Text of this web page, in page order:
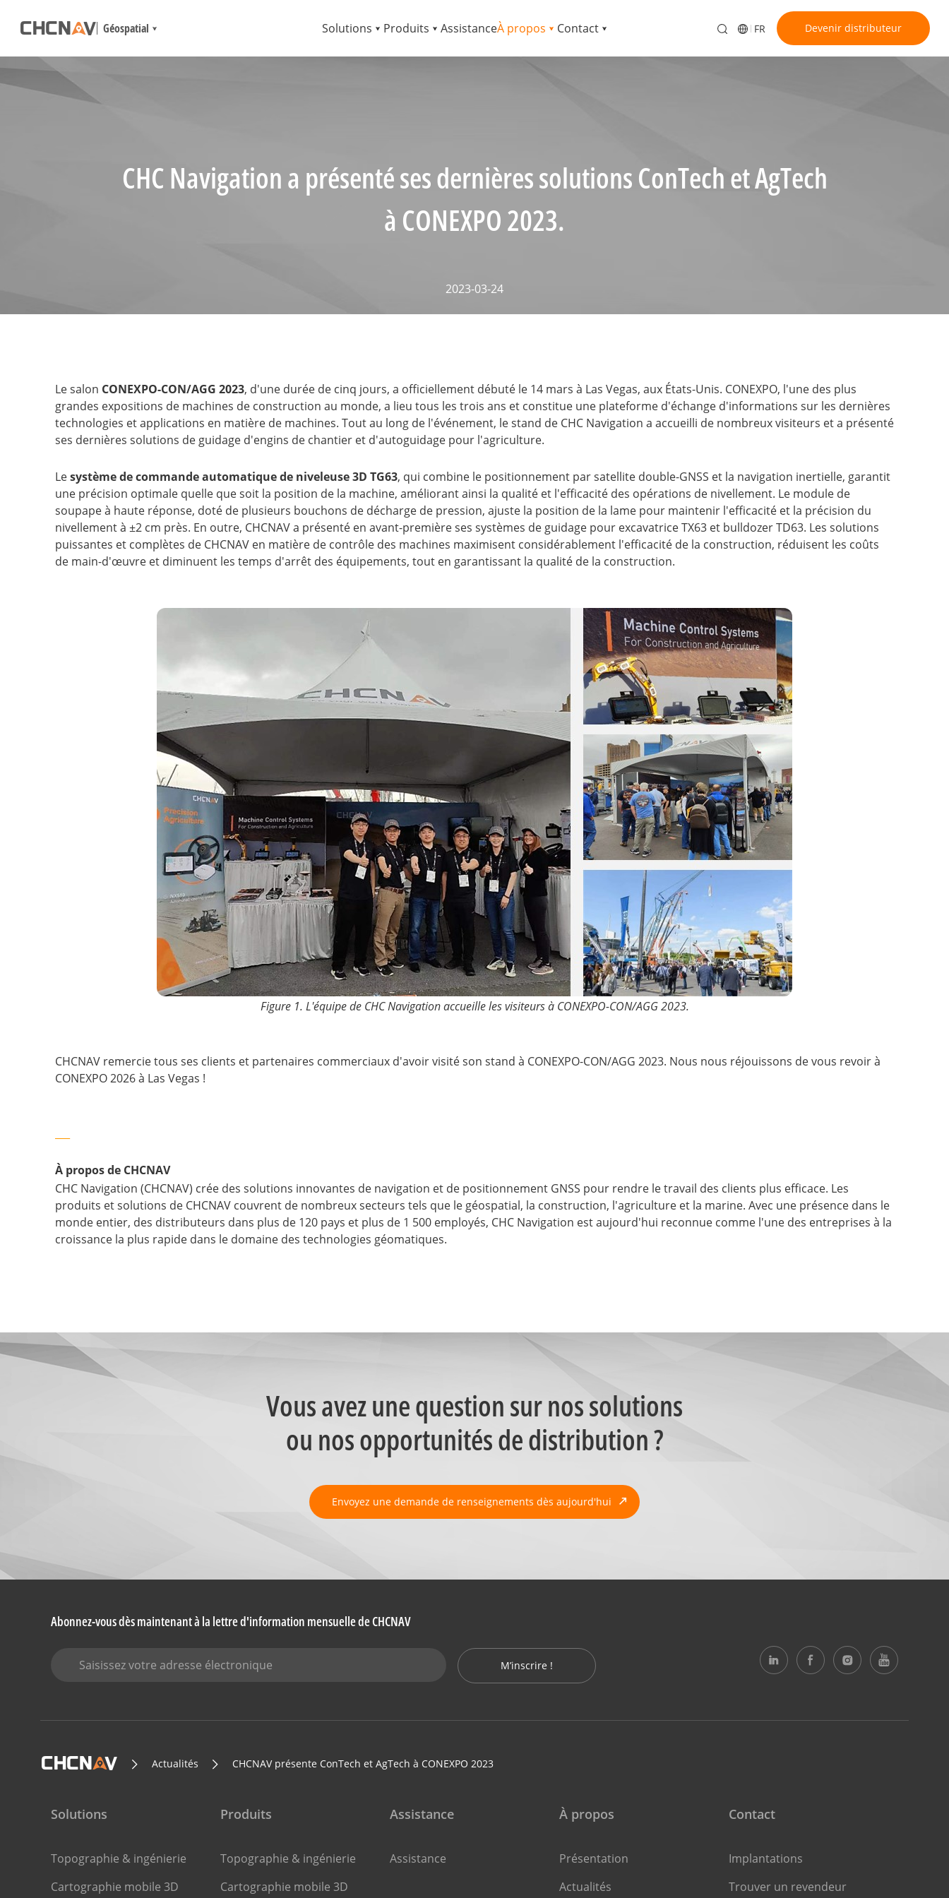
Géospatial Solutions Produits AssistanceÀ propos Contact FR Devenir distributeur
CHC Navigation a présenté ses dernières solutions ConTech et AgTech
à CONEXPO 2023.
2023-03-24
Le salon CONEXPO-CON/AGG 2023, d'une durée de cinq jours, a officiellement débuté le 14 mars à Las Vegas, aux États-Unis. CONEXPO, l'une des plus
grandes expositions de machines de construction au monde, a lieu tous les trois ans et constitue une plateforme d'échange d'informations sur les dernières
technologies et applications en matière de machines. Tout au long de l'événement, le stand de CHC Navigation a accueilli de nombreux visiteurs et a présenté
ses dernières solutions de guidage d'engins de chantier et d'autoguidage pour l'agriculture.
Lesystème de commande automatique de niveleuse 3D TG63, qui combine le positionnement par satellite double-GNSS et la navigation inertielle, garantit
une précision optimale quelle que soit la position de la machine, améliorant ainsi la qualité et l'efficacité des opérations de nivellement. Le module de
soupape à haute réponse, doté de plusieurs bouchons de décharge de pression, ajuste la position de la lame pour maintenir l'efficacité et la précision du
nivellement à ±2 cm près. En outre, CHCNAV a présenté en avant-première ses systèmes de guidage pour excavatrice TX63 et bulldozer TD63. Les solutions
puissantes et complètes de CHCNAV en matière de contrôle des machines maximisent considérablement l'efficacité de la construction, réduisent les coûts
de main-d'œuvre et diminuent les temps d'arrêt des équipements, tout en garantissant la qualité de la construction.
Figure 1. L'équipe de CHC Navigation accueille les visiteurs à CONEXPO-CON/AGG 2023.
CHCNAV remercie tous ses clients et partenaires commerciaux d'avoir visité son stand à CONEXPO-CON/AGG 2023. Nous nous réjouissons de vous revoir à
CONEXPO 2026 à Las Vegas !
À propos de CHCNAV
CHC Navigation (CHCNAV) crée des solutions innovantes de navigation et de positionnement GNSS pour rendre le travail des clients plus efficace. Les
produits et solutions de CHCNAV couvrent de nombreux secteurs tels que le géospatial, la construction, l'agriculture et la marine. Avec une présence dans le
monde entier, des distributeurs dans plus de 120 pays et plus de 1 500 employés, CHC Navigation est aujourd'hui reconnue comme l'une des entreprises à la
croissance la plus rapide dans le domaine des technologies géomatiques.
Vous avez une question sur nos solutions
ou nos opportunités de distribution ?
Envoyez une demande de renseignements dès aujourd'hui
Abonnez-vous dès maintenant à la lettre d'information mensuelle de CHCNAV
M’inscrire !
Actualités CHCNAV présente ConTech et AgTech à CONEXPO 2023
Solutions
Topographie & ingénierie
Cartographie mobile 3D
Produits
Topographie & ingénierie
Cartographie mobile 3D
Assistance
Assistance
À propos
Présentation
Actualités
Contact
Implantations
Trouver un revendeur